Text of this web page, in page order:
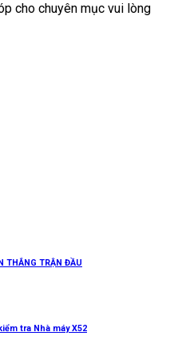
cho chuyên mục vui lòng
THẮNG TRẬN ĐẦU
tra Nhà máy X52